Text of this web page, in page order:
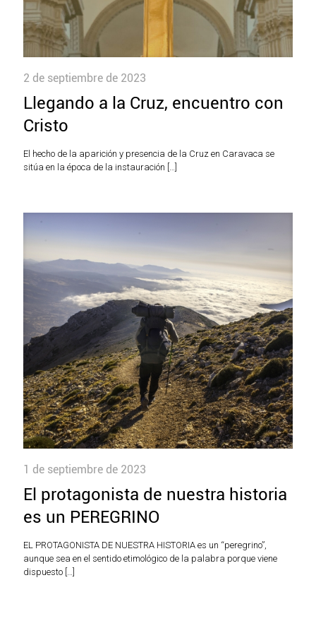
2 de septiembre de 2023
Llegando a la Cruz, encuentro con
Cristo
El hecho de la aparición y presencia de la Cruz en Caravaca se
sitúa en la época de la instauración […]
1 de septiembre de 2023
El protagonista de nuestra historia
es un PEREGRINO
EL PROTAGONISTA DE NUESTRA HISTORIA es un “peregrino”,
aunque sea en el sentido etimológico de la palabra porque viene
dispuesto […]